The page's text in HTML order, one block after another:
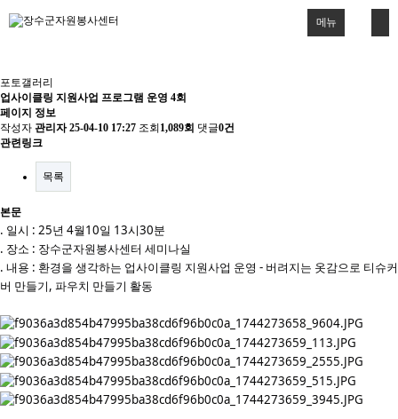
메뉴
포토갤러리
업사이클링 지원사업 프로그램 운영 4회
페이지 정보
작성자 관리자 25-04-10 17:27 조회 1,089회 댓글0건
관련링크
목록
본문
. 일시 : 25년 4월10일 13시30분
. 장소 : 장수군자원봉사센터 세미나실
. 내용 : 환경을 생각하는 업사이클링 지원사업 운영 - 버려지는 옷감으로 티슈커
버 만들기, 파우치 만들기 활동